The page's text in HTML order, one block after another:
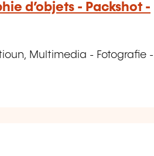
d’objets - Packshot -
Multimedia - Fotografie -